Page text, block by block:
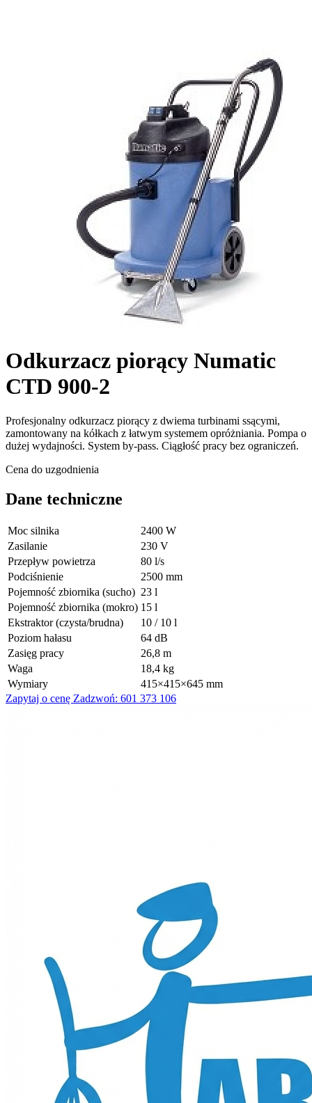
Odkurzacz piorący Numatic
CTD 900-2
Profesjonalny odkurzacz piorący z dwiema turbinami ssącymi,
zamontowany na kółkach z łatwym systemem opróżniania. Pompa o
dużej wydajności. System by-pass. Ciągłość pracy bez ograniczeń.
Cena do uzgodnienia
Dane techniczne
Moc silnika
2400 W
Zasilanie
230 V
Przepływ powietrza
80 l/s
Podciśnienie
2500 mm
Pojemność zbiornika (sucho) 23 l
Pojemność zbiornika (mokro) 15 l
Ekstraktor (czysta/brudna)
10 / 10 l
Poziom hałasu
64 dB
Zasięg pracy
26,8 m
Waga
18,4 kg
Wymiary
415×415×645 mm
Zapytaj o cenę Zadzwoń: 601 373 106